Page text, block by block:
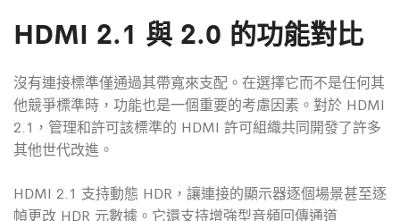
HDMI 2.1 與 2.0 的功能對比
沒有連接標準僅通過其帶寬來支配。在選擇它而不是任何其
他競爭標準時，功能也是一個重要的考慮因素。對於 HDMI
2.1，管理和許可該標準的 HDMI 許可組織共同開發了許多
其他世代改進。
HDMI 2.1 支持動態 HDR，讓連接的顯示器逐個場景甚至逐
幀更改 HDR 元數據。它還支持增強型音頻回傳通道